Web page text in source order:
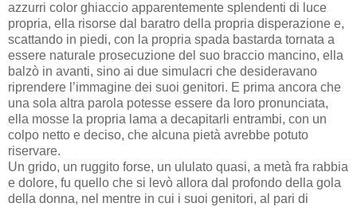
azzurri color ghiaccio apparentemente splendenti di luce
propria, ella risorse dal baratro della propria disperazione e,
scattando in piedi, con la propria spada bastarda tornata a
essere naturale prosecuzione del suo braccio mancino, ella
balzò in avanti, sino ai due simulacri che desideravano
riprendere l’immagine dei suoi genitori. E prima ancora che
una sola altra parola potesse essere da loro pronunciata,
ella mosse la propria lama a decapitarli entrambi, con un
colpo netto e deciso, che alcuna pietà avrebbe potuto
riservare.
Un grido, un ruggito forse, un ululato quasi, a metà fra rabbia
e dolore, fu quello che si levò allora dal profondo della gola
della donna, nel mentre in cui i suoi genitori, al pari di